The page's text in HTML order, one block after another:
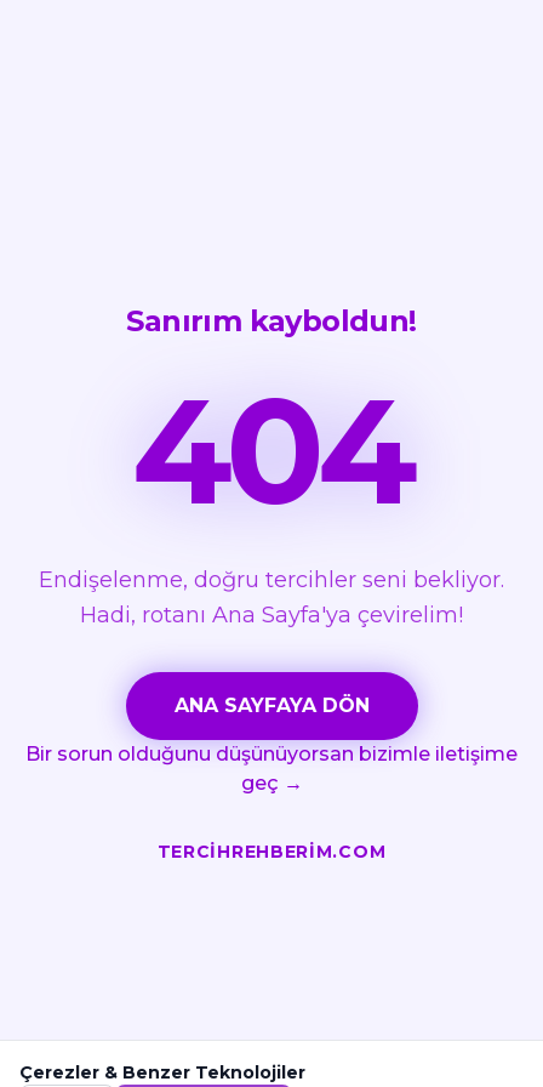
Sanırım kayboldun!
404
Endişelenme, doğru tercihler seni bekliyor.
Hadi, rotanı Ana Sayfa'ya çevirelim!
ANA SAYFAYA DÖN
Bir sorun olduğunu düşünüyorsan bizimle iletişime
geç →
TERCIHREHBERIM.COM
Çerezler & Benzer Teknolojiler